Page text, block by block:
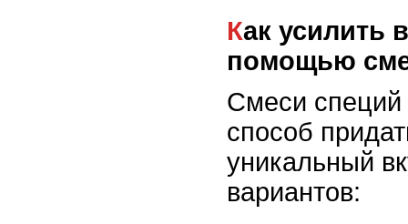
Как усилить вкус картофеля с
помощью
Смеси специй
способ
уникальный
вариантов: